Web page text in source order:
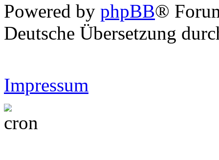
Powered by phpBB®
Deutsche Übersetzung
Impressum